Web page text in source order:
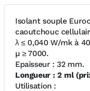
Isolant souple
caoutchouc
λ ≤ 0,040 W/mk à
µ ≥ 7000.
Epaisseur : 32 mm.
Longueur : 2 ml
Utilisation :